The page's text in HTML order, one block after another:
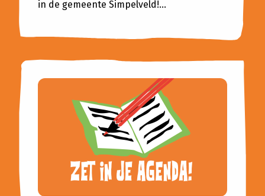
in de gemeente Simpelveld!...